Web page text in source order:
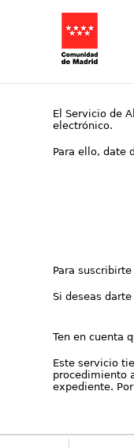
El Servicio de
electrónico.
Para ello, date
Para
Si deseas
Ten en cuenta
Este servicio
procedimiento
expediente.